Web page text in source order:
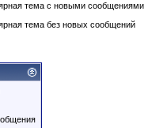
тема с новыми сообщениями
тема без новых сообщений